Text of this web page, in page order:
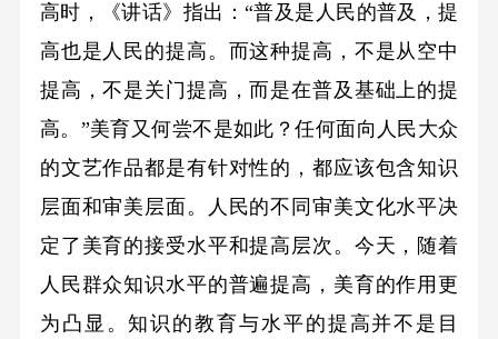
高时，《讲话》指出：“普及是人民的普及，提
高也是人民的提高。而这种提高，不是从空中
提高，不是关门提高，而是在普及基础上的提
高。”美育又何尝不是如此？任何面向人民大众
的文艺作品都是有针对性的，都应该包含知识
层面和审美层面。人民的不同审美文化水平决
定了美育的接受水平和提高层次。今天，随着
人民群众知识水平的普遍提高，美育的作用更
为凸显。知识的教育与水平的提高并不是目